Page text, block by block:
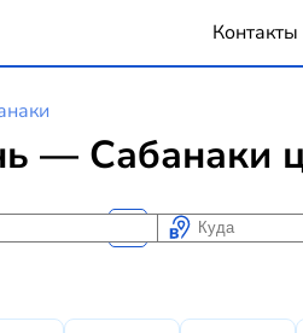
Контакты
— Сабанаки
Куда